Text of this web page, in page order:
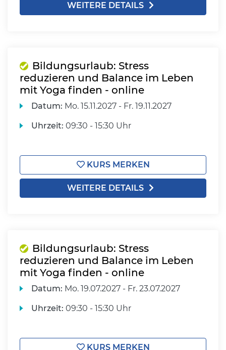
WEITERE DETAILS
Bildungsurlaub: Stress
reduzieren und Balance im Leben
mit Yoga finden - online
Datum: Mo. 15.11.2027 - Fr. 19.11.2027
Uhrzeit: 09:30 - 15:30 Uhr
KURS MERKEN
WEITERE DETAILS
Bildungsurlaub: Stress
reduzieren und Balance im Leben
mit Yoga finden - online
Datum: Mo. 19.07.2027 - Fr. 23.07.2027
Uhrzeit: 09:30 - 15:30 Uhr
KURS MERKEN